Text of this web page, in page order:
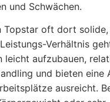
und Schwächen.
Topstar oft dort
Verhältnis
leicht aufzubauen,
und bieten eine
ausreicht.